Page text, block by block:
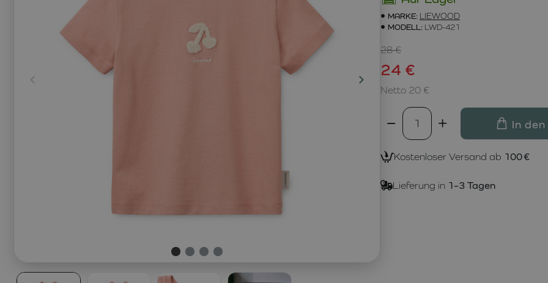
MARKE: LIEWOOD
MODELL: LWD-421
24 €
28 €
Netto 20 €
In
Kostenloser Versand ab 100 €
Lieferung in 1–3 Tagen